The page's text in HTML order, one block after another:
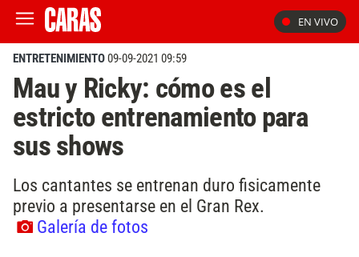
EN VIVO
ENTRETENIMIENTO09-09-2021 09:59
Mau y Ricky: cómo es el
estricto entrenamiento para
sus shows
Los cantantes se entrenan duro fisicamente
previo a presentarse en el Gran Rex.
Galería de fotos